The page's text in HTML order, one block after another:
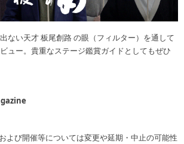
ない天才 板尾創路 の眼（フィルター）を通して
ュー。貴重なステージ鑑賞ガイドとしてもぜひ
よび開催等については変更や延期・中止の可能性